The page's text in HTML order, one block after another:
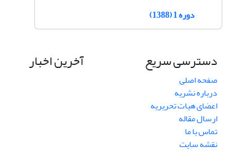
دوره 1 (1388)
دسترسی سریع
صفحه اصلی
درباره نشریه
اعضای هیات تحریریه
ارسال مقاله
تماس با ما
نقشه سایت
آخرین اخبار